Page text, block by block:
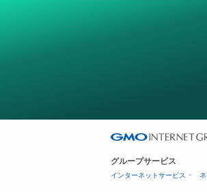
グループサービス
インターネットサービス